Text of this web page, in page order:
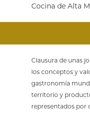
Cocina de Alta
Clausura de unas
los conceptos y
gastronomía
territorio y
representados por